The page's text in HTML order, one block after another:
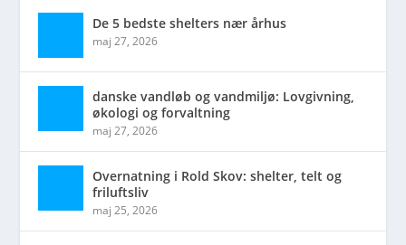
De 5 bedste shelters nær århus
maj 27, 2026
danske vandløb og vandmiljø: Lovgivning,
økologi og forvaltning
maj 27, 2026
Overnatning i Rold Skov: shelter, telt og
friluftsliv
maj 25, 2026